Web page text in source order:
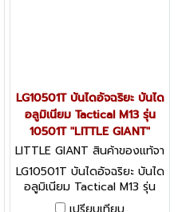
LG10501T บันไดอัจฉริยะ บันได
อลูมิเนียม Tactical M13 รุ่น
10501T "LITTLE GIANT"
LITTLE GIANT สินค้าของแท้จา
กโรงงานผู้ผลิต LG10501T
LG10501T บันไดอัจฉริยะ บันได
อลูมิเนียม Tactical M13 รุ่น
10501T "LITTLE GIANT"